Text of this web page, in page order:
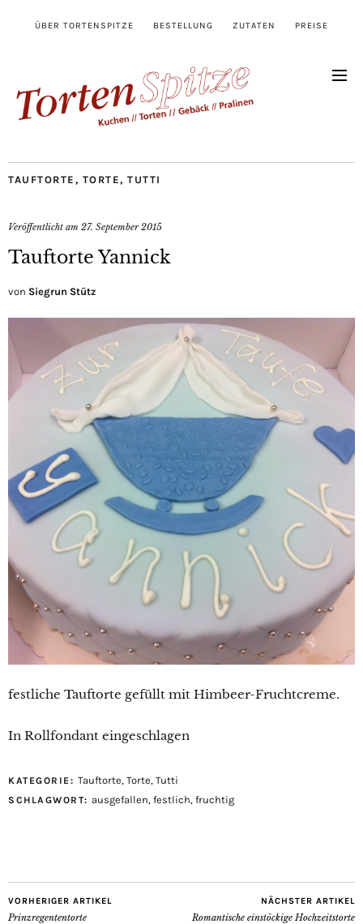
ÜBER TORTENSPITZE BESTELLUNG ZUTATEN PREISE
TAUFTORTE , TORTE, TUTTI
Veröffentlicht am 27. September 2015
Tauftorte Yannick
von Siegrun Stütz
festliche Tauftorte gefüllt mit Himbeer-Fruchtcreme.
In Rollfondant eingeschlagen
KATEGORIE: Tauftorte, Torte, Tutti
SCHLAGWORT: ausgefallen, festlich, fruchtig
VORHERIGER ARTIKEL
Prinzregententorte
NÄCHSTER ARTIKEL
Romantische einstöckige Hochzeitstorte